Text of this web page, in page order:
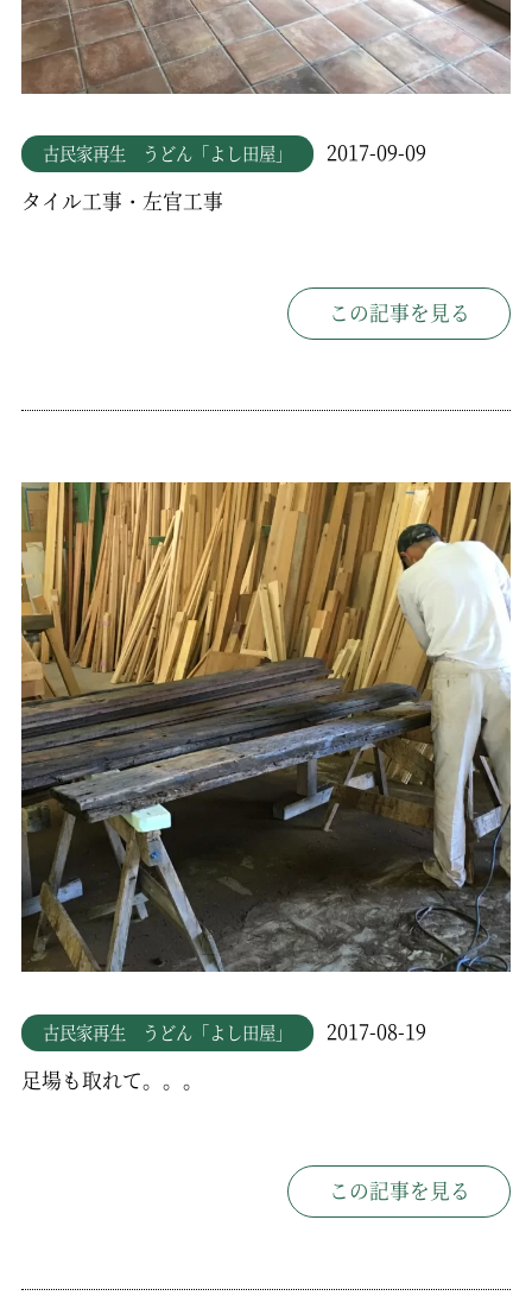
古民家再生 うどん「よし田屋」
2017-09-09
タイル工事・左官工事
この記事を見る
古民家再生 うどん「よし田屋」
2017-08-19
足場も取れて。。。
この記事を見る